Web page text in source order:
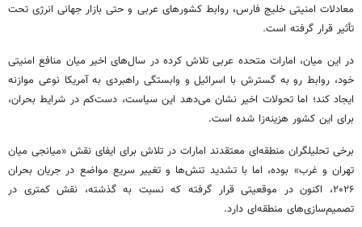
معادلات امنیتی خلیج فارس، روابط کشورهای عربی و حتی بازار جهانی انرژی تحت
تأثیر قرار گرفته است.
در این میان، امارات متحده عربی تلاش کرده در سال‌های اخیر میان منافع امنیتی
خود، روابط رو به گسترش با اسرائیل و وابستگی راهبردی به آمریکا نوعی موازنه
ایجاد کند؛ اما تحولات اخیر نشان می‌دهد این سیاست، دست‌کم در شرایط بحران،
برای این کشور هزینه‌زا شده است.
برخی تحلیلگران منطقه‌ای معتقدند امارات در تلاش برای ایفای نقش «میانجی میان
تهران و غرب» بوده، اما با تشدید تنش‌ها و تغییر سریع مواضع در جریان بحران
۲۰۲۶، اکنون در موقعیتی قرار گرفته که نسبت به گذشته، نقش کمتری در
تصمیم‌سازی‌های منطقه‌ای دارد.